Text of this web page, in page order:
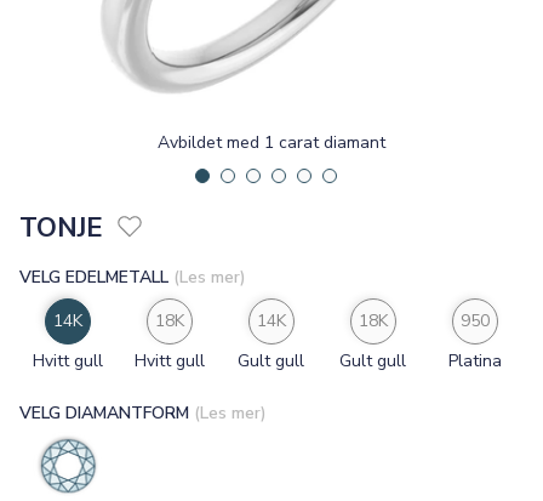
Avbildet med 1 carat diamant
TONJE
VELG EDELMETALL (Les mer)
14K
Hvitt gull
18K
Hvitt gull
14K
Gult gull
18K
Gult gull
950
Platina
VELG DIAMANTFORM (Les mer)